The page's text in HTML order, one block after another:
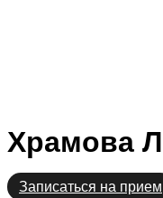
Храмова
Записаться на прием